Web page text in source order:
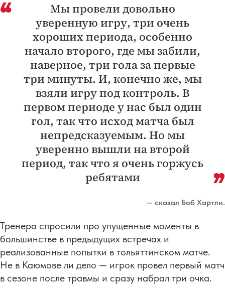
Мы провели довольно
уверенную игру, три очень
хороших периода, особенно
начало второго, где мы забили,
наверное, три гола за первые
три минуты. И, конечно же, мы
взяли игру под контроль. В
первом периоде у нас был один
гол, так что исход матча был
непредсказуемым. Но мы
уверенно вышли на второй
период, так что я очень горжусь
ребятами
— сказал Боб Хартли.
Тренера спросили про упущенные моменты в
большинстве в предыдущих встречах и
реализованные попытки в тольяттинском матче.
Не в Каюмове ли дело — игрок провел первый матч
в сезоне после травмы и сразу набрал три очка.